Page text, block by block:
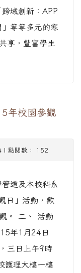
域創新：APP
等等多元的寒
享，豐富學生
年校園參觀
| 點閱數： 152
道及本校科系
日」活動，歡
。 二、 活動
年1月24日
三日上午9時
護理大樓一樓